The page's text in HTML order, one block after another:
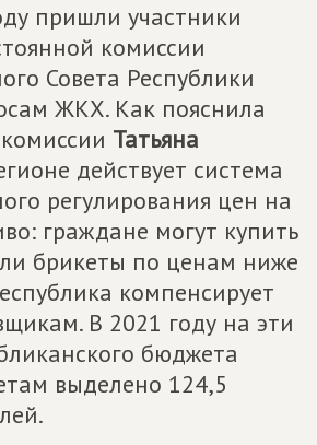
пришли участники
комиссии
Совета Республики
ЖКХ. Как пояснила
Татьяна
действует система
регулирования цен на
граждане могут купить
брикеты по ценам ниже
компенсирует
В 2021 году на эти
бюджета
выделено 124,5